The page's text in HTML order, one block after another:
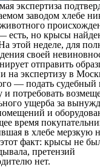
экспертиза
заводом хлебе
есть, но крысы
этой неделе, для
своей
отправить
на экспертизу в
— подать судебный
и потребовать
ущерба за
и
время
в хлебе мерзкую
факт: крысы не
претензий
нет.